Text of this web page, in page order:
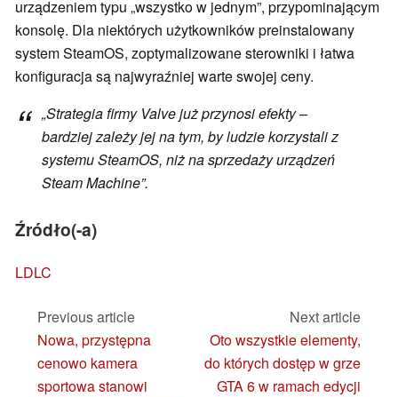
urządzeniem typu „wszystko w jednym”, przypominającym
konsolę. Dla niektórych użytkowników preinstalowany
system SteamOS, zoptymalizowane sterowniki i łatwa
konfiguracja są najwyraźniej warte swojej ceny.
„Strategia firmy Valve już przynosi efekty –
bardziej zależy jej na tym, by ludzie korzystali z
systemu SteamOS, niż na sprzedaży urządzeń
Steam Machine”.
Źródło(-a)
LDLC
Previous article
Nowa, przystępna
cenowo kamera
sportowa stanowi
Next article
Oto wszystkie elementy,
do których dostęp w grze
GTA 6 w ramach edycji